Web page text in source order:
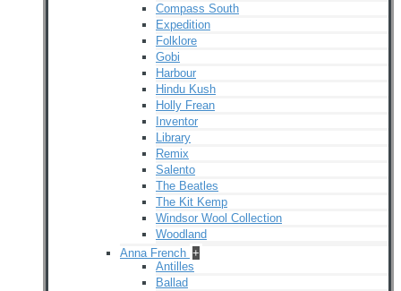
Compass South
Expedition
Folklore
Gobi
Harbour
Hindu Kush
Holly Frean
Inventor
Library
Remix
Salento
The Beatles
The Kit Kemp
Windsor Wool Collection
Woodland
Anna French +
Antilles
Ballad